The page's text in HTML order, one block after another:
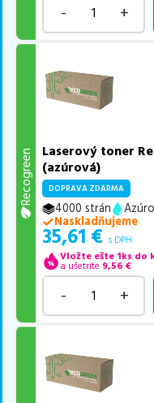
- +
Recogreen Laserový toner
(azúrová)
DOPRAVA ZDARMA
4000 strán
Naskladňujeme
35,61 € s DPH
Vložte ešte 1ks do
a ušetríte 9,56 €
- +